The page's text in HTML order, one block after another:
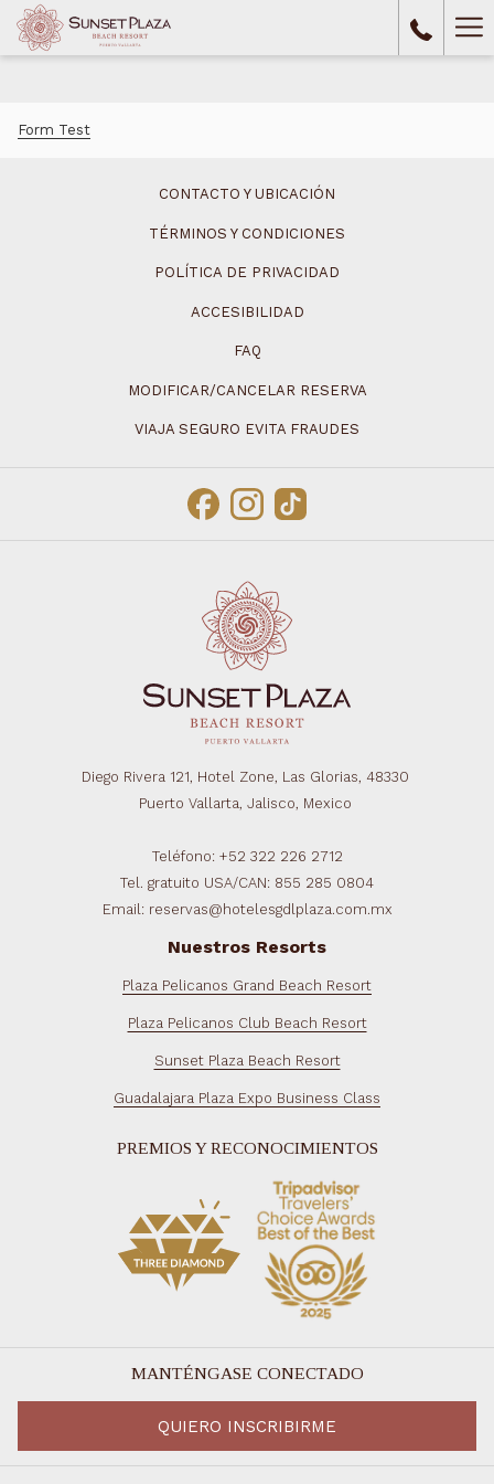
Form Test
CONTACTO Y UBICACIÓN
TÉRMINOS Y CONDICIONES
POLÍTICA DE PRIVACIDAD
ACCESIBILIDAD
FAQ
MODIFICAR/CANCELAR RESERVA
VIAJA SEGURO EVITA FRAUDES
Diego Rivera 121, Hotel Zone, Las Glorias, 48330
Puerto Vallarta, Jalisco, Mexico
Teléfono: +52 322 226 2712
Tel. gratuito USA/CAN: 855 285 0804
Email: reservas@hotelesgdlplaza.com.mx
Nuestros Resorts
Plaza Pelicanos Grand Beach Resort
Plaza Pelicanos Club Beach Resort
Sunset Plaza Beach Resort
Guadalajara Plaza Expo Business Class
PREMIOS Y RECONOCIMIENTOS
MANTÉNGASE CONECTADO
QUIERO INSCRIBIRME